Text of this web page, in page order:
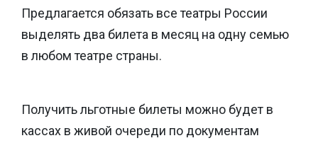
Предлагается обязать все театры России
выделять два билета в месяц на одну семью
в любом театре страны.
Получить льготные билеты можно будет в
кассах в живой очереди по документам